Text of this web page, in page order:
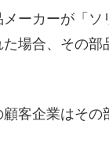
ーカーが「
た場合、その
客企業はそ